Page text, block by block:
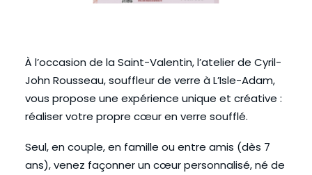
À l’occasion de la Saint-Valentin, l’atelier de Cyril-
John Rousseau, souffleur de verre à L’Isle-Adam,
vous propose une expérience unique et créative :
réaliser votre propre cœur en verre soufflé.
Seul, en couple, en famille ou entre amis (dès 7
ans), venez façonner un cœur personnalisé, né de